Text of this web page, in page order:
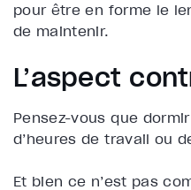
pour être en forme le
de maintenir.
L’aspect
Pensez-vous que
d’heures de travail ou
Et bien ce n’est pas